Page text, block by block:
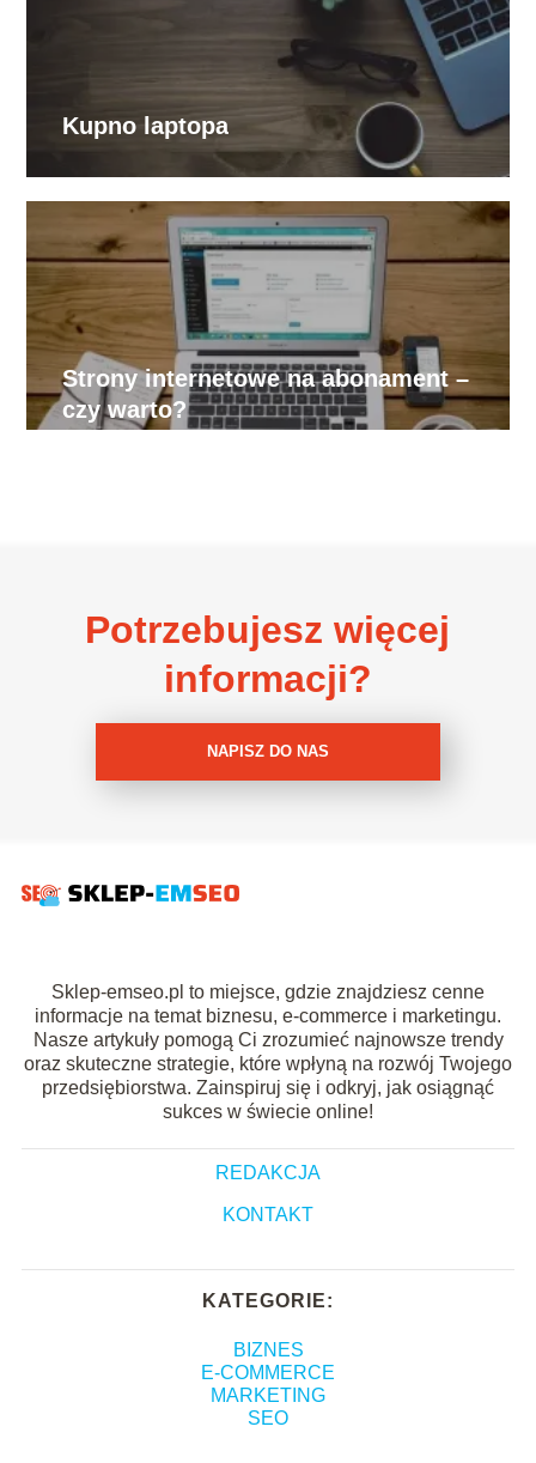
Kupno laptopa
Strony internetowe na abonament –
czy warto?
Potrzebujesz więcej
informacji?
NAPISZ DO NAS
Sklep-emseo.pl to miejsce, gdzie znajdziesz cenne
informacje na temat biznesu, e-commerce i marketingu.
Nasze artykuły pomogą Ci zrozumieć najnowsze trendy
oraz skuteczne strategie, które wpłyną na rozwój Twojego
przedsiębiorstwa. Zainspiruj się i odkryj, jak osiągnąć
sukces w świecie online!
REDAKCJA
KONTAKT
KATEGORIE:
BIZNES
E-COMMERCE
MARKETING
SEO